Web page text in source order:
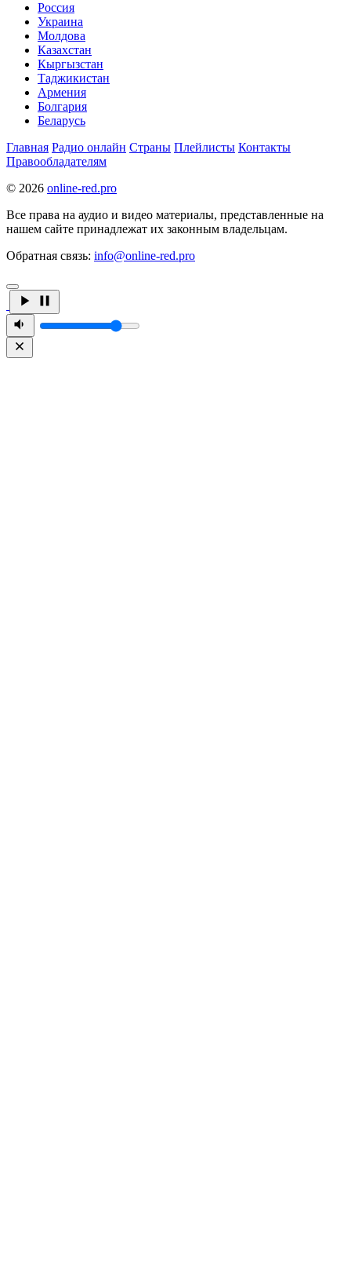
Россия
Украина
Молдова
Казахстан
Кыргызстан
Таджикистан
Армения
Болгария
Беларусь
Главная Радио онлайн Страны Плейлисты Контакты
Правообладателям
© 2026 online-red.pro
Все права на аудио и видео материалы, представленные на
нашем сайте принадлежат их законным владельцам.
Обратная связь: info@online-red.pro